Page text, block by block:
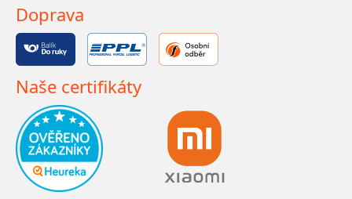
Doprava
Naše certifikáty